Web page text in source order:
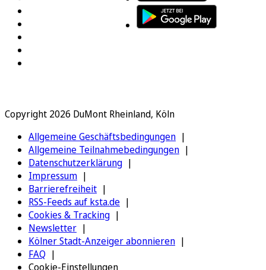
Copyright 2026 DuMont Rheinland, Köln
Allgemeine Geschäftsbedingungen
Allgemeine Teilnahmebedingungen
Datenschutzerklärung
Impressum
Barrierefreiheit
RSS-Feeds auf ksta.de
Cookies & Tracking
Newsletter
Kölner Stadt-Anzeiger abonnieren
FAQ
Cookie-Einstellungen